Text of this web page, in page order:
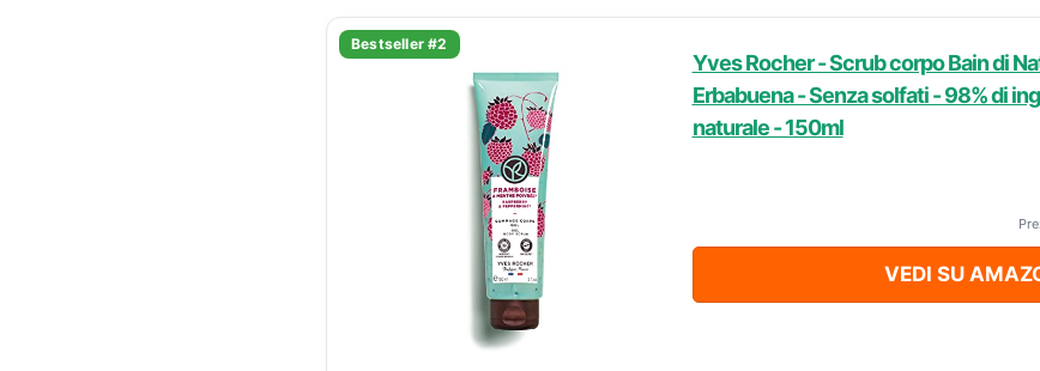
Bestseller #2
Yves Rocher - Scrub corpo Bain di
Erbabuena - Senza solfati - 98% di
naturale - 150ml
VEDI SU